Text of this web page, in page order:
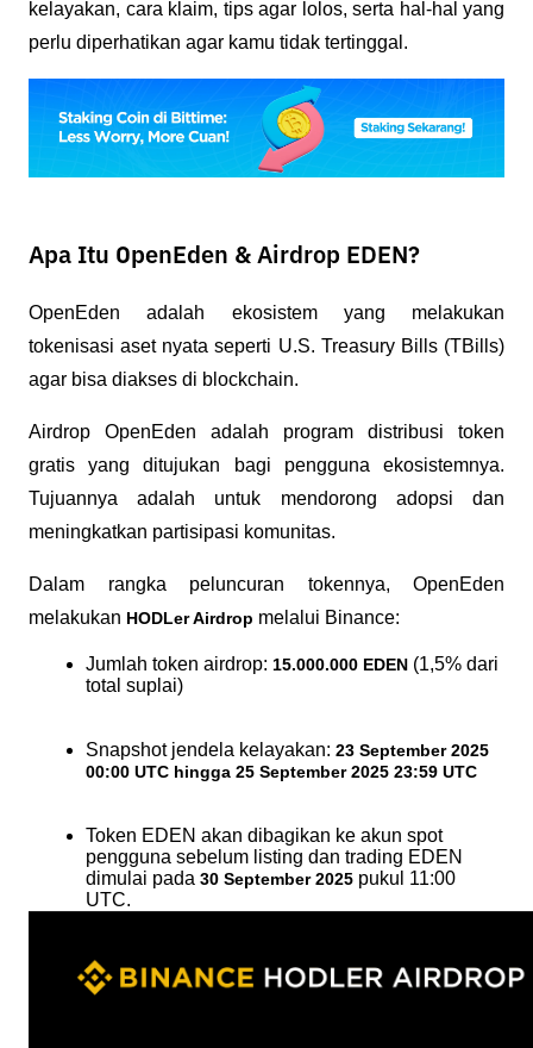
kelayakan, cara klaim, tips agar lolos, serta hal-hal yang
perlu diperhatikan agar kamu tidak tertinggal.
Apa Itu OpenEden & Airdrop EDEN?
OpenEden adalah ekosistem yang melakukan
tokenisasi aset nyata seperti U.S. Treasury Bills (TBills)
agar bisa diakses di blockchain.
Airdrop OpenEden adalah program distribusi token
gratis yang ditujukan bagi pengguna ekosistemnya.
Tujuannya adalah untuk mendorong adopsi dan
meningkatkan partisipasi komunitas.
Dalam rangka peluncuran tokennya, OpenEden
melakukan HODLer Airdrop melalui Binance:
Jumlah token airdrop: 15.000.000 EDEN (1,5% dari
total suplai)
Snapshot jendela kelayakan: 23 September 2025
00:00 UTC hingga 25 September 2025 23:59 UTC
Token EDEN akan dibagikan ke akun spot
pengguna sebelum listing dan trading EDEN
dimulai pada 30 September 2025 pukul 11:00
UTC.